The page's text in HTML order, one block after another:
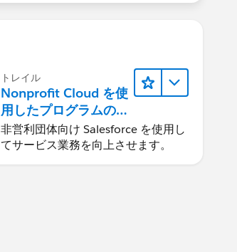
トレイル
Nonprofit Cloud を使
用したプログラムの
管理
非営利団体向け Salesforce を使用し
てサービス業務を向上させます。